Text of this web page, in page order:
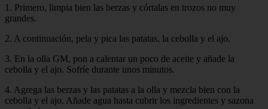
1. Primero, limpia bien las berzas y córtalas en trozos no muy
grandes.
2. A continuación, pela y pica las patatas, la cebolla y el ajo.
3. En la olla GM, pon a calentar un poco de aceite y añade la
cebolla y el ajo. Sofríe durante unos minutos.
4. Agrega las berzas y las patatas a la olla y mezcla bien con la
cebolla y el ajo. Añade agua hasta cubrir los ingredientes y sazona